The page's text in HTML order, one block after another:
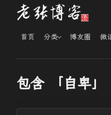
首页 分类 博友圈 微
包含 「自卑」